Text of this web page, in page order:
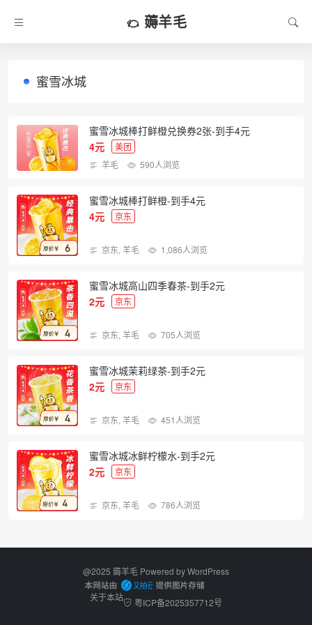
薅羊毛
蜜雪冰城
蜜雪冰城棒打鲜橙兑换券2张-到手4元
4元
美团
羊毛
590人浏览
蜜雪冰城棒打鲜橙-到手4元
4元
京东
京东, 羊毛 1,086人浏览
蜜雪冰城高山四季春茶-到手2元
2元
京东
京东, 羊毛 705人浏览
蜜雪冰城茉莉绿茶-到手2元
2元
京东
京东, 羊毛 451人浏览
蜜雪冰城冰鲜柠檬水-到手2元
2元
京东
京东, 羊毛 786人浏览
@2025 薅羊毛 Powered byWordPress
关于本站 粤ICP备2025357712号